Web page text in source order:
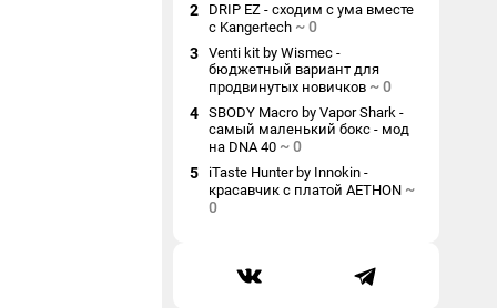
2
DRIP EZ - сходим с ума вместе
с Kangertech ~0
3 Venti kit by Wismec -
бюджетный вариант для
продвинутых новичков ~0
4 SBODY Macro by Vapor Shark -
самый маленький бокс - мод
на DNA 40 ~0
5
iTaste Hunter by Innokin -
красавчик с платой AETHON ~
0